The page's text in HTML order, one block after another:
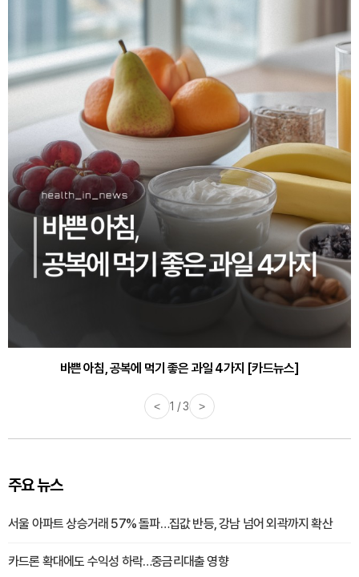
바쁜 아침, 공복에 먹기 좋은 과일 4가지 [카드뉴스]
< 1 / 3 >
주요 뉴스
서울 아파트 상승거래 57% 돌파…집값 반등, 강남 넘어 외곽까지 확산
카드론 확대에도 수익성 하락…중금리대출 영향